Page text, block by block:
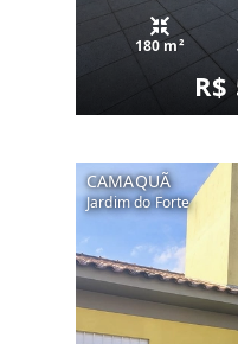
180 m²
R$
CAMAQUÃ
Jardim do Forte